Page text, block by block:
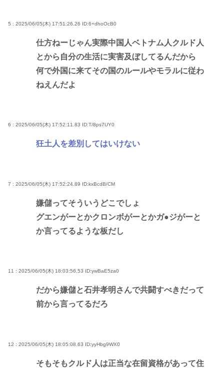
5 : 2025/06/05(木) 17:51:26.26 ID:6+dhoOcB0
仕方ねーじゃん実際中国人ベトナム人クルド人
とから自分の生活に実害及ぼしてるんだから
何で外国に来てその国のルールやモラルに従わ
ねえんだよ
6 : 2025/06/05(木) 17:52:11.83 ID:T/8ps7UY0
狂土人を差別してはいけない
7 : 2025/06/05(木) 17:52:24.89 ID:kxBcdB/CM
嫌儲ってそういうどこでしょ
グエンがーとかクロンボがーとかガ●ジがーと
か言ってるような板だし
11 : 2025/06/05(木) 18:03:56.53 ID:ywBaE5za0
だから嫌儲と石井孝明さんで共闘すべきだって
前から言ってるだろ
12 : 2025/06/05(木) 18:05:08.63 ID:yyHbg9WX0
そもそもクルド人は正当な在留資格があって住